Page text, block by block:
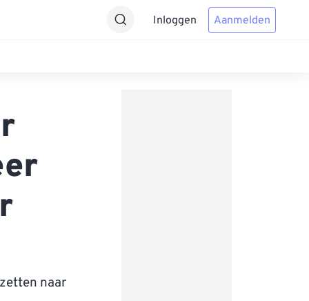
Inloggen Aanmelden
naar